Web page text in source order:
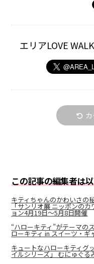
エリアLOVE
この記事の編集者は
キティちゃんのかわいさの
「サンリオ展 ニッポンの
ョン4月19日～5月8日開催
“ハローキティ”がテーマ
ローキティ in スイーツ・
キュートなハローキティグ
イルシリーズ」 むにゅぐる